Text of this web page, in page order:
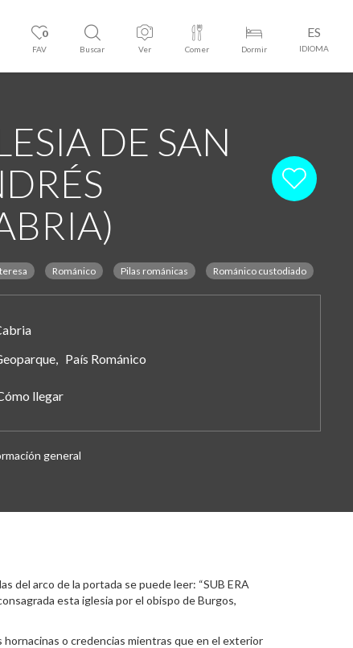
0
FAV Buscar Ver Comer Dormir
ES
IDIOMA
DE SAN
Románico Pilas románicas Románico custodiado
País Románico
llegar
general
del arco de la portada se puede leer: “SUB ERA
esta iglesia por el obispo de Burgos,
o credencias mientras que en el exterior